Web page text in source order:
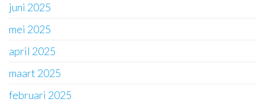
juni 2025
mei 2025
april 2025
maart 2025
februari 2025